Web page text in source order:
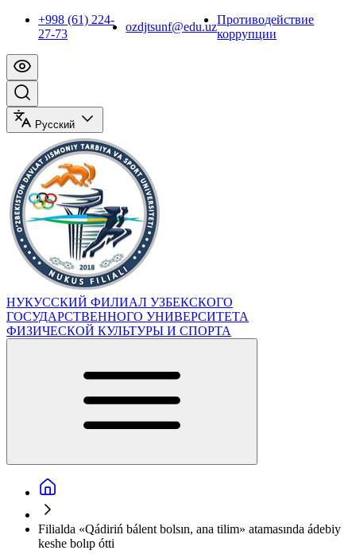
+998 (61) 224-
27-73
ozdjtsunf@edu.uz
Противодействие
коррупции
Русский
НУКУССКИЙ ФИЛИАЛ УЗБЕКСКОГО
ГОСУДАРСТВЕННОГО УНИВЕРСИТЕТА
ФИЗИЧЕСКОЙ КУЛЬТУРЫ И СПОРТА
Filialda «Qádiriń bálent bolsın, ana tilim» atamasında ádebiy
keshe bolıp ótti